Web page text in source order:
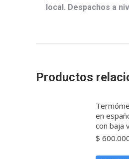
local. Despachos a
Productos
en
con baja
$